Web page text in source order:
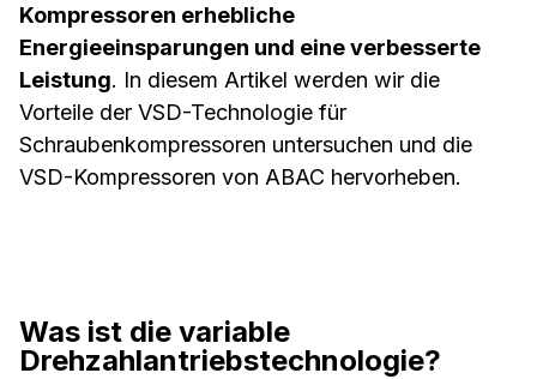
Kompressoren erhebliche
Energieeinsparungen und eine verbesserte
Leistung. In diesem Artikel werden wir die
Vorteile der VSD-Technologie für
Schraubenkompressoren untersuchen und die
VSD-Kompressoren von ABAC hervorheben.
Was ist die variable
Drehzahlantriebstechnologie?